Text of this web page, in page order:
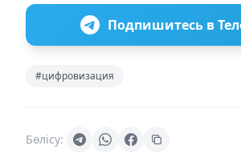
Подпишитесь в
#цифровизация
Бөлісу: